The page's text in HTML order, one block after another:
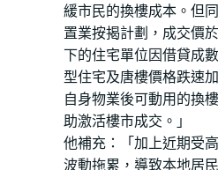
緩市民的換樓成本。但
置業按揭計劃，成交價
下的住宅單位因借貸成
型住宅及唐樓價格跌速
自身物業後可動用的換
助激活樓市成交。」
他補充：「加上近期受
波動拖累，導致本地居